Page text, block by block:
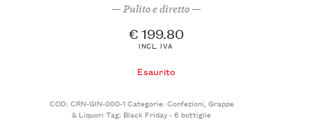
— Pulito e diretto —
€ 199.80
INCL. IVA
Esaurito
COD: CRN-GIN-000-1 Categorie: Confezioni, Grappe
& Liquori Tag: Black Friday - 6 bottiglie